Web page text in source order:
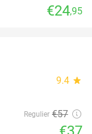
€24,95
9.4 star
Regulier €57